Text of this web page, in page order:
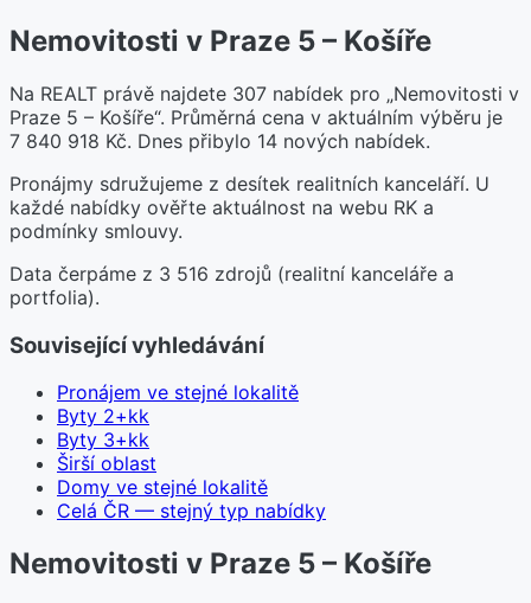
Nemovitosti v Praze 5 – Košíře
Na REALT právě najdete 307 nabídek pro „Nemovitosti v
Praze 5 – Košíře“. Průměrná cena v aktuálním výběru je
7 840 918 Kč. Dnes přibylo 14 nových nabídek.
Pronájmy sdružujeme z desítek realitních kanceláří. U
každé nabídky ověřte aktuálnost na webu RK a
podmínky smlouvy.
Data čerpáme z 3 516 zdrojů (realitní kanceláře a
portfolia).
Související vyhledávání
Pronájem ve stejné lokalitě
Byty 2+kk
Byty 3+kk
Širší oblast
Domy ve stejné lokalitě
Celá ČR — stejný typ nabídky
Nemovitosti v Praze 5 – Košíře